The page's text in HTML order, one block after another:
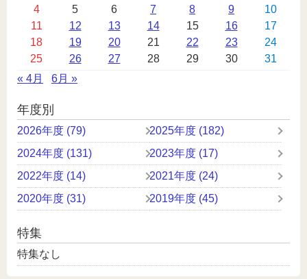
4
5 6 7 8 9
10
11
12 13 14 15 16
17
18
19 20 21 22 23
24
25
26 27 28 29 30
31
« 4月
6月 »
年度別
2026年度 (79)
2025年度 (182)
2024年度 (131)
2023年度 (17)
2022年度 (14)
2021年度 (24)
2020年度 (31)
2019年度 (45)
特集
特集なし